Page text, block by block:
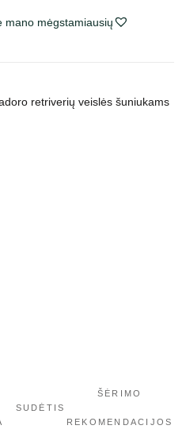
mano mėgstamiausių
retriverių veislės šuniukams
SUDĖTIS
ŠĖRIMO
REKOMENDACIJOS